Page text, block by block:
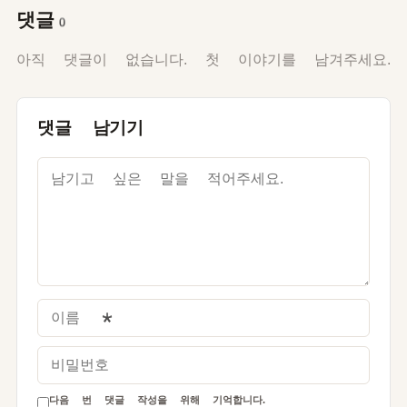
댓글 0
아직 댓글이 없습니다. 첫 이야기를 남겨주세요.
댓글 남기기
이름
비밀번호
다음 번 댓글 작성을 위해 기억합니다.